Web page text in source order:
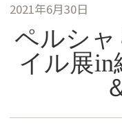
2021年6月30日
ペルシ
イル展in